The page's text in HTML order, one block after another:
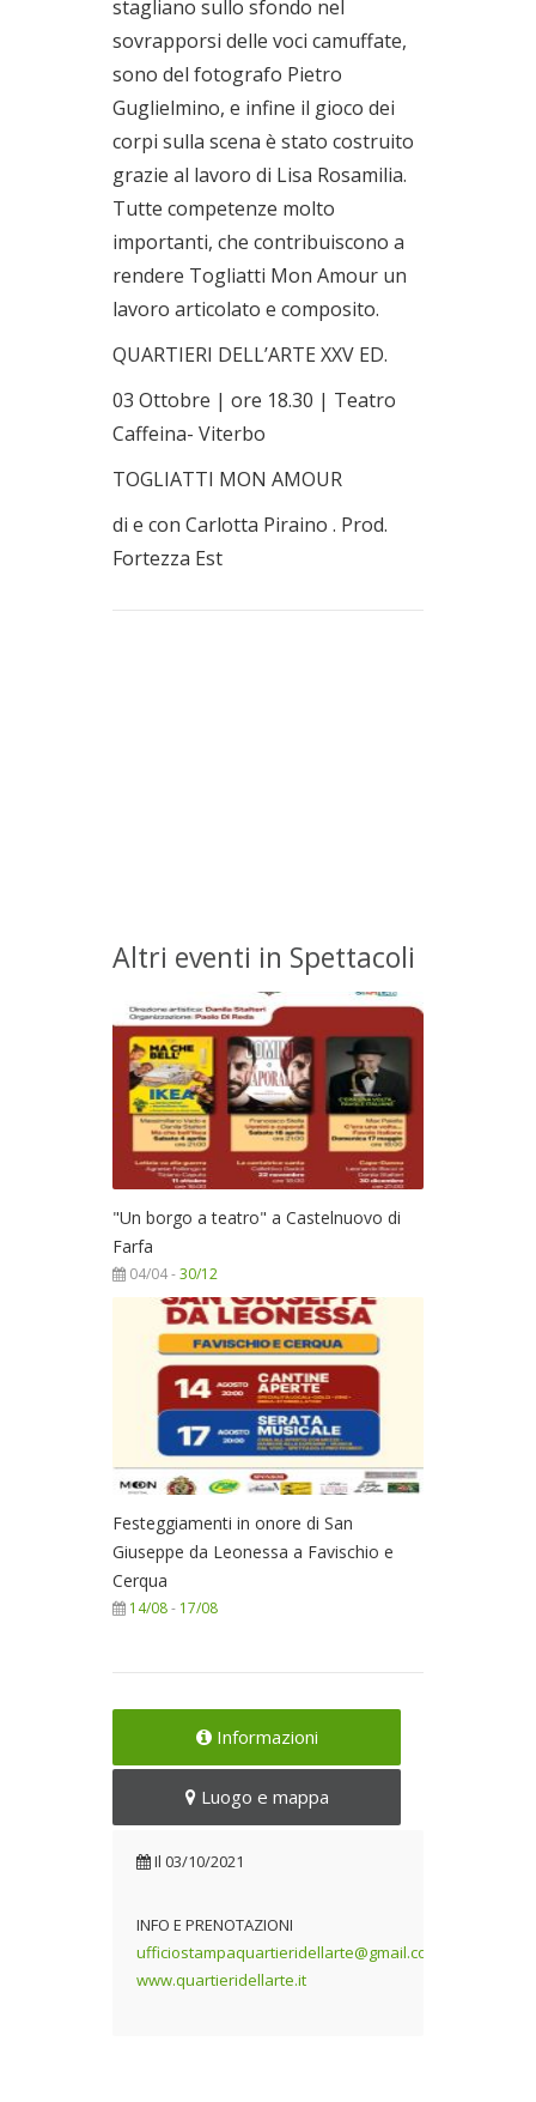
stagliano sullo sfondo nel
sovrapporsi delle voci camuffate,
sono del fotografo Pietro
Guglielmino, e infine il gioco dei
corpi sulla scena è stato costruito
grazie al lavoro di Lisa Rosamilia.
Tutte competenze molto
importanti, che contribuiscono a
rendere Togliatti Mon Amour un
lavoro articolato e composito.
QUARTIERI DELL’ARTE XXV ED.
03 Ottobre | ore 18.30 | Teatro
Caffeina- Viterbo
TOGLIATTI MON AMOUR
di e con Carlotta Piraino . Prod.
Fortezza Est
Altri eventi in Spettacoli
"Un borgo a teatro" a Castelnuovo di
Farfa
04/04 -30/12
Festeggiamenti in onore di San
Giuseppe da Leonessa a Favischio e
Cerqua
14/08- 17/08
Informazioni
Luogo e mappa
Il 03/10/2021
INFO E PRENOTAZIONI
ufficiostampaquartieridellarte@gmail.com
www.quartieridellarte.it